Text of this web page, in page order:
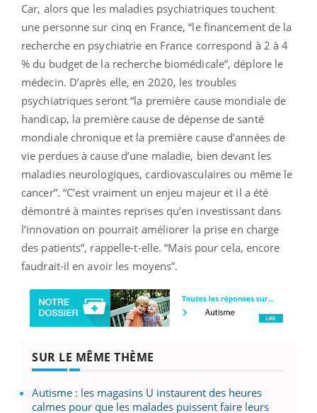
Car, alors que les maladies psychiatriques touchent
une personne sur cinq en France, “le financement de la
recherche en psychiatrie en France correspond à 2 à 4
% du budget de la recherche biomédicale”, déplore le
médecin. D’après elle, en 2020, les troubles
psychiatriques seront “la première cause mondiale de
handicap, la première cause de dépense de santé
mondiale chronique et la première cause d’années de
vie perdues à cause d’une maladie, bien devant les
maladies neurologiques, cardiovasculaires ou même le
cancer”. “C’est vraiment un enjeu majeur et il a été
démontré à maintes reprises qu’en investissant dans
l’innovation on pourrait améliorer la prise en charge
des patients”, rappelle-t-elle. “Mais pour cela, encore
faudrait-il en avoir les moyens”.
SUR LE MÊME THÈME
Autisme : les magasins U instaurent des heures
calmes pour que les malades puissent faire leurs